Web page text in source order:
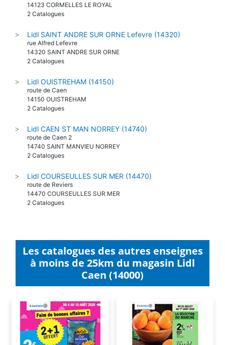
14123 CORMELLES LE ROYAL
2 Catalogues
> Lidl SAINT ANDRE SUR ORNE Lefevre (14320)
rue Alfred Lefevre
14320 SAINT ANDRE SUR ORNE
2 Catalogues
> Lidl OUISTREHAM (14150)
route de Caen
14150 OUISTREHAM
2 Catalogues
> Lidl CAEN ST MAN NORREY (14740)
route de Caen 2
14740 SAINT MANVIEU NORREY
2 Catalogues
> Lidl COURSEULLES SUR MER (14470)
route de Reviers
14470 COURSEULLES SUR MER
2 Catalogues
Les catalogues des autres enseignes
à moins de 25km du magasin Lidl
Caen (14000)